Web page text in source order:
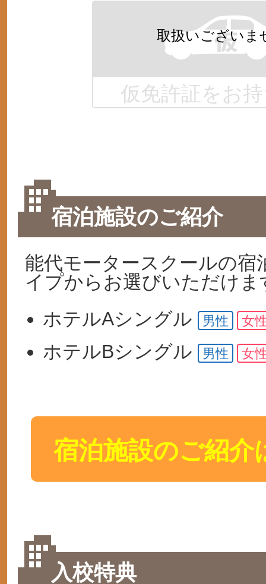
仮免許証をお
宿泊施設のご紹介
能代モータースクールの宿
イプからお選びいただけま
ホテルAシングル 男性 女
ホテルBシングル 男性 女
宿泊施設のご紹介
入校特典